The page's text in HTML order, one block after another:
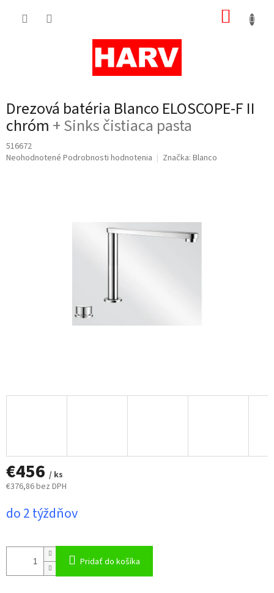
Drezová batéria Blanco ELOSCOPE-F II
chróm + Sinks čistiaca pasta
516672
Priemerné
Neohodnotené Podrobnosti hodnotenia Značka: Blanco
€456 / ks
€376,86 bez DPH
cena:
do 2 týždňov
Pridať do košíka